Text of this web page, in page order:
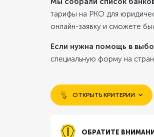
тарифы на РКО для
онлайн-заявку и сможете
Если нужна помощь в
специальную форму на
ОТКРЫТЬ КРИТЕРИИ
ОБРАТИТЕ